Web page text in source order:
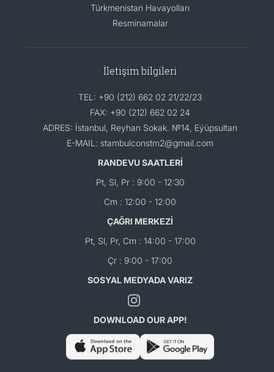
Türkmenistan Havayolları
Resminamalar
İletişim bilgileri
TEL: +90 (212) 662 02 21/22/23
FAX: +90 (212) 662 02 24
ADRES: İstanbul, Reyhan Sokak. №14, Eýüpsultan
E-MAIL: stambulconstm2@gmail.com
RANDEVU SAATLERİ
Pt, Sl, Pr : 9:00 - 12:30
Cm : 12:00 - 12:00
ÇAĞRI MERKEZİ
Pt, Sl, Pr, Cm : 14:00 - 17:00
Çr : 9:00 - 17:00
SOSYAL MEDYADA VARIZ
DOWNLOAD OUR APP!